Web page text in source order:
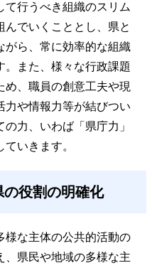
て行うべき組織のスリム
でいくこととし、県と
がら、常に効率的な組織
。また、様々な行政課題
め、職員の創意工夫や現
力や情報力等が結びつい
力、いわば「県庁力」
いきます。
役割の明確化
様な主体の公共的活動の
、県民や地域の多様な主